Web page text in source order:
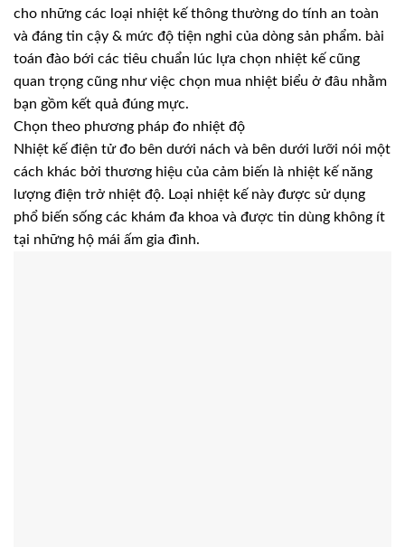
cho những các loại nhiệt kế thông thường do tính an toàn
và đáng tin cậy & mức độ tiện nghi của dòng sản phẩm. bài
toán đào bới các tiêu chuẩn lúc lựa chọn nhiệt kế cũng
quan trọng cũng như việc chọn mua nhiệt biểu ở đâu nhằm
bạn gồm kết quả đúng mực.
Chọn theo phương pháp đo nhiệt độ
Nhiệt kế điện tử đo bên dưới nách và bên dưới lưỡi nói một
cách khác bởi thương hiệu của cảm biến là nhiệt kế năng
lượng điện trở nhiệt độ. Loại nhiệt kế này được sử dụng
phổ biến sống các khám đa khoa và được tin dùng không ít
tại những hộ mái ấm gia đình.